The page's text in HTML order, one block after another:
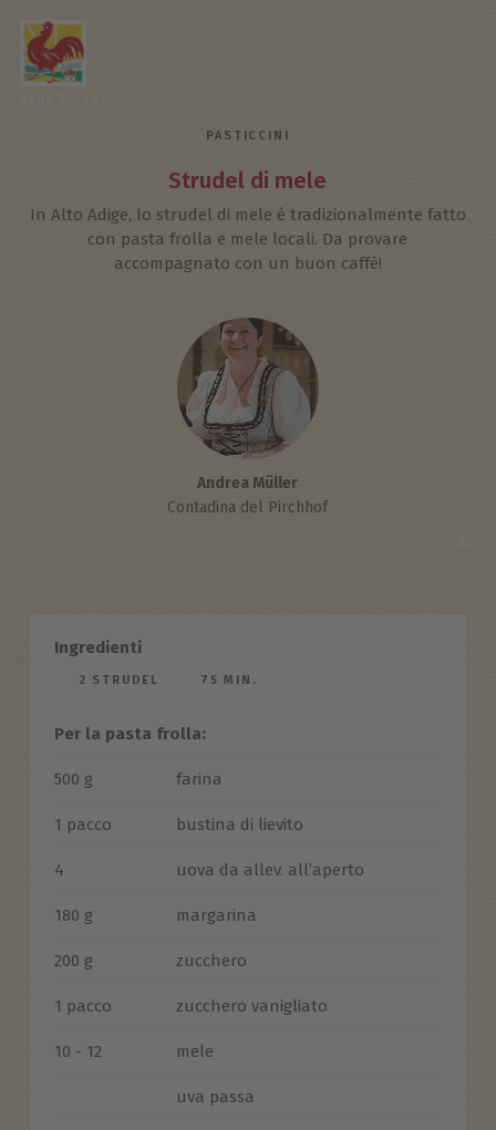
PASTICCINI
Strudel di mele
In Alto Adige, lo strudel di mele è tradizionalmente fatto
con pasta frolla e mele locali. Da provare
accompagnato con un buon caffè!
Andrea Müller
Contadina del Pirchhof
Ingredienti
2 STRUDEL 75 MIN.
Per la pasta frolla:
500 g farina
1 pacco bustina di lievito
4 uova da allev. all’aperto
180 g margarina
200 g zucchero
1 pacco zucchero vanigliato
10 - 12 mele
uva passa